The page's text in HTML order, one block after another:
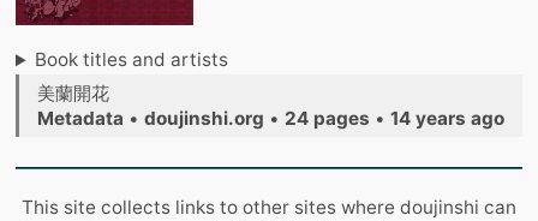
Book titles and artists
美蘭開花
Metadata • doujinshi.org • 24 pages • 14 years ago
This site collects links to other sites where doujinshi can